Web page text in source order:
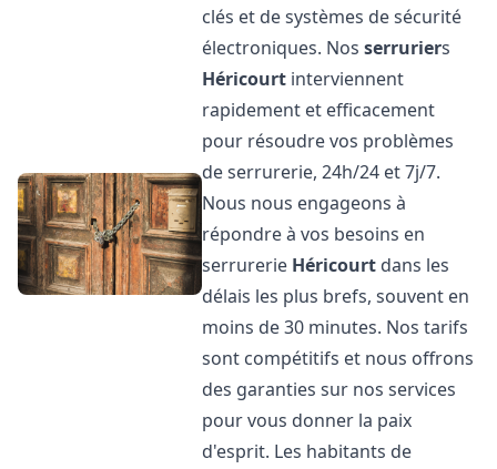
clés et de systèmes de sécurité
électroniques. Nosserruriers
Héricourt interviennent
rapidement et efficacement
pour résoudre vos problèmes
de serrurerie, 24h/24 et 7j/7.
Nous nous engageons à
répondre à vos besoins en
serrurerie Héricourt dans les
délais les plus brefs, souvent en
moins de 30 minutes. Nos tarifs
sont compétitifs et nous offrons
des garanties sur nos services
pour vous donner la paix
d'esprit. Les habitants de